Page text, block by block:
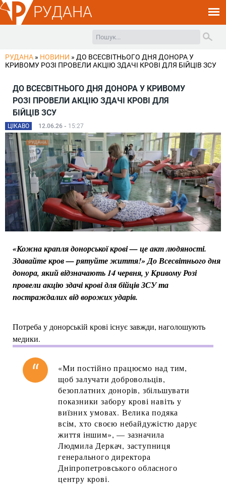
РУДАНА
РУДАНА » НОВИНИ » ДО ВСЕСВІТНЬОГО ДНЯ ДОНОРА У
КРИВОМУ РОЗІ ПРОВЕЛИ АКЦІЮ ЗДАЧІ КРОВІ ДЛЯ БІЙЦІВ ЗСУ
ДО ВСЕСВІТНЬОГО ДНЯ ДОНОРА У КРИВОМУ
РОЗІ ПРОВЕЛИ АКЦІЮ ЗДАЧІ КРОВІ ДЛЯ
БІЙЦІВ ЗСУ
ЦІКАВО 12.06.26 - 15:27
«Кожна крапля донорської крові — це акт людяності.
Здавайте кров — рятуйте життя!» До Всесвітнього дня
донора, який відзначають 14 червня, у Кривому Розі
провели акцію здачі крові для бійців ЗСУ та
постраждалих від ворожих ударів.
Потреба у донорській крові існує завжди, наголошують
медики.
«Ми постійно працюємо над тим,
щоб залучати добровольців,
безоплатних донорів, збільшувати
показники забору крові навіть у
виїзних умовах. Велика подяка
всім, хто своєю небайдужістю дарує
життя іншим», — зазначила
Людмила Деркач, заступниця
генерального директора
Дніпропетровського обласного
центру крові.